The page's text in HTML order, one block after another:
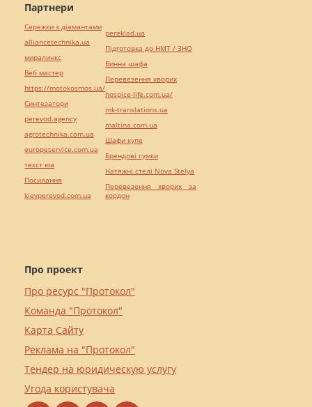
Про проект
Про ресурс "Протокол"
Команда "Протокол"
Карта Сайту
Реклама на "Протокол"
Тендер на юридическую услугу
Угода користувача
Партнери
Сережки з діамантами
alliancetechnika.ua
миралинкс
Веб мастер
https://motokosmos.ua/
Синтезатори
perevod.agency
agrotechnika.com.ua
europeservice.com.ua
текст юа
Посилання
kievperevod.com.ua
pereklad.ua
Підготовка до НМТ / ЗНО
Винна шафа
Перевезення хворих
hospice-life.com.ua/
mk-translations.ua
maltina.com.ua
Шафи купе
Брендові сумки
Натяжні стелі Nova Stelya
Перевезення хворих за
кордон